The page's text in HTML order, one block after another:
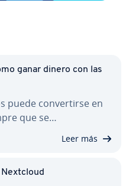
ganar dinero con las
puede co­n­ve­r­ti­r­se en
que se…
Leer más